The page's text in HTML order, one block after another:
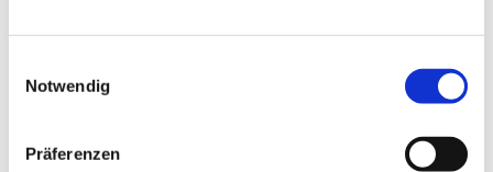
Notwendig
Präferenzen
Ähnliche Artikel, die Sie ebenfalls